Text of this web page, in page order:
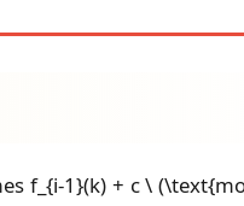
\times f_{i-1}(k) + c \